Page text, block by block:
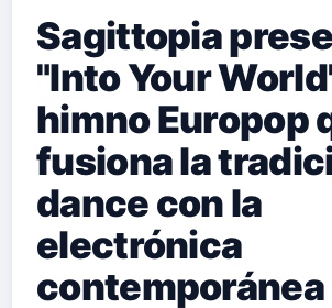
Sagittopia
"Into Your
himno Europop
fusiona la
dance con la
electrónica
contemporánea